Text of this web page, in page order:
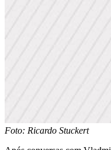
Foto: Ricardo Stuckert